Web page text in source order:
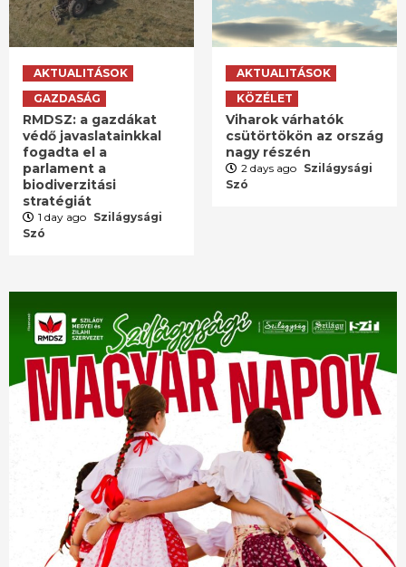
AKTUALITÁSOK
GAZDASÁG
RMDSZ: a gazdákat
védő javaslatainkkal
fogadta el a
parlament a
biodiverzitási
stratégiát
1 day ago Szilágysági
Szó
AKTUALITÁSOK
KÖZÉLET
Viharok várhatók
csütörtökön az ország
nagy részén
2 days ago Szilágysági
Szó